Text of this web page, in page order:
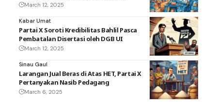
March 12, 2025
Kabar Umat
Partai X Soroti Kredibilitas Bahlil Pasca
Pembatalan Disertasi oleh DGB UI
March 12, 2025
Sinau Gaul
Larangan Jual Beras di Atas HET, Partai X
Pertanyakan Nasib Pedagang
March 6, 2025